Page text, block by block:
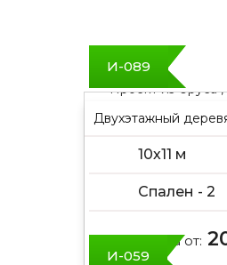
Проект из бруса ,
И-089
Двухэтажный
10х11 м
Спален - 2
Цена от:
И-059